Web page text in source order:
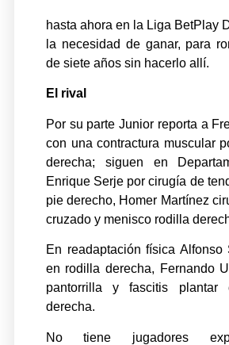
hasta ahora en la Liga BetPlay
la necesidad de ganar, para
de siete años sin hacerlo allí.
El rival
Por su parte Junior reporta a
con una contractura muscular
derecha; siguen en
Enrique Serje por cirugía de
pie derecho, Homer Martínez
cruzado y menisco rodilla
En readaptación física Alfonso
en rodilla derecha, Fernando
pantorrilla y fascitis
derecha.
No tiene jugadores